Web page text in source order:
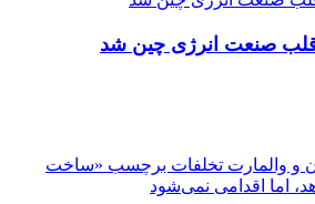
صنعت انرژی چین شد